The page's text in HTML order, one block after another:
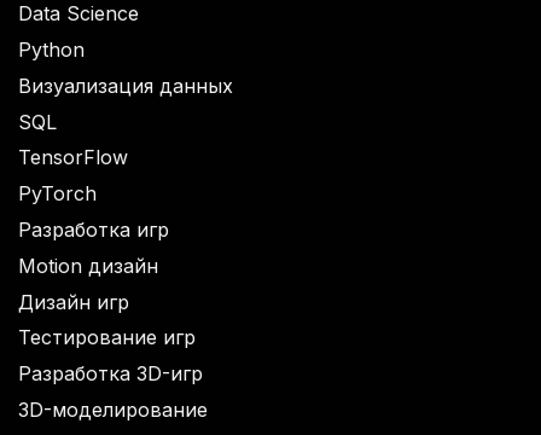
Data Science
Python
Визуализация данных
SQL
TensorFlow
PyTorch
Разработка игр
Motion дизайн
Дизайн игр
Тестирование игр
Разработка 3D-игр
3D-моделирование